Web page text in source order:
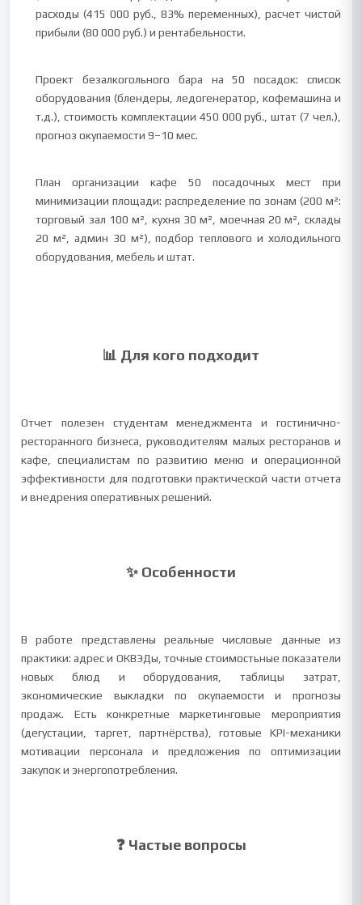
расходы (415 000 руб., 83% переменных), расчет чистой
прибыли (80 000 руб.) и рентабельности.
Проект безалкогольного бара на 50 посадок: список
оборудования (блендеры, ледогенератор, кофемашина и
т.д.), стоимость комплектации 450 000 руб., штат (7 чел.),
прогноз окупаемости 9–10 мес.
План организации кафе 50 посадочных мест при
минимизации площади: распределение по зонам (200 м²:
торговый зал 100 м², кухня 30 м², моечная 20 м², склады
20 м², админ 30 м²), подбор теплового и холодильного
оборудования, мебель и штат.
📊 Для кого подходит
Отчет полезен студентам менеджмента и гостинично-
ресторанного бизнеса, руководителям малых ресторанов и
кафе, специалистам по развитию меню и операционной
эффективности для подготовки практической части отчета
и внедрения оперативных решений.
✨ Особенности
В работе представлены реальные числовые данные из
практики: адрес и ОКВЭДы, точные стоимостьные показатели
новых блюд и оборудования, таблицы затрат,
экономические выкладки по окупаемости и прогнозы
продаж. Есть конкретные маркетинговые мероприятия
(дегустации, таргет, партнёрства), готовые KPI-механики
мотивации персонала и предложения по оптимизации
закупок и энергопотребления.
❓ Частые вопросы